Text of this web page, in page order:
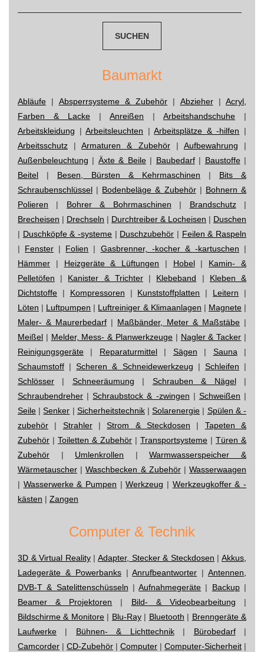
Baumarkt
Abläufe | Absperrsysteme & Zubehör | Abzieher| Acryl,
Farben & Lacke | Anreißen | Arbeitshandschuhe |
Arbeitskleidung |Arbeitsleuchten |Arbeitsplätze & -hilfen |
Arbeitsschutz |Armaturen & Zubehör| Aufbewahrung |
Außenbeleuchtung | Äxte & Beile| Baubedarf| Baustoffe|
Beitel | Besen, Bürsten & Kehrmaschinen | Bits &
Schraubenschlüssel | Bodenbeläge & Zubehör| Bohnern &
Polieren | Bohrer & Bohrmaschinen | Brandschutz|
Brecheisen | Drechseln | Durchtreiber & Locheisen | Duschen
| Duschköpfe & -systeme | Duschzubehör | Feilen & Raspeln
| Fenster | Folien | Gasbrenner, -kocher & -kartuschen |
Hämmer | Heizgeräte & Lüftungen | Hobel| Kamin- &
Pelletöfen | Kanister & Trichter| Klebeband | Kleben &
Dichtstoffe | Kompressoren | Kunststoffplatten | Leitern |
Löten | Luftpumpen | Luftreiniger & Klimaanlagen | Magnete|
Maler- & Maurerbedarf | Maßbänder, Meter & Maßstäbe |
Meißel | Melder, Mess- & Planwerkzeuge | Nagler & Tacker |
Reinigungsgeräte | Reparaturmittel| Sägen | Sauna |
Schaumstoff |Scheren & Schneidewerkzeug | Schleifen |
Schlösser | Schneeräumung | Schrauben & Nägel|
Schraubendreher |Schraubstock & -zwingen | Schweißen |
Seile |Senker | Sicherheitstechnik|Solarenergie | Spülen & -
zubehör | Strahler|Strom & Steckdosen | Tapeten &
Zubehör | Toiletten & Zubehör | Transportsysteme | Türen &
Zubehör | Umlenkrollen |Warmwasserspeicher &
Wärmetauscher |Waschbecken & Zubehör|Wasserwaagen
| Wasserwerke & Pumpen |Werkzeug | Werkzeugkoffer & -
kästen | Zangen
Computer & Technik
3D & Virtual Reality|Adapter, Stecker & Steckdosen |Akkus,
Ladegeräte & Powerbanks|Anrufbeantworter |Antennen,
DVB-T & Satelittenschüsseln |Aufnahmegeräte | Backup|
Beamer & Projektoren | Bild- & Videobearbeitung |
Bildschirme & Monitore| Blu-Ray| Bluetooth | Brenngeräte &
Laufwerke | Bühnen- & Lichttechnik| Bürobedarf|
Camcorder | CD-Zubehör | Computer | Computer-Sicherheit |